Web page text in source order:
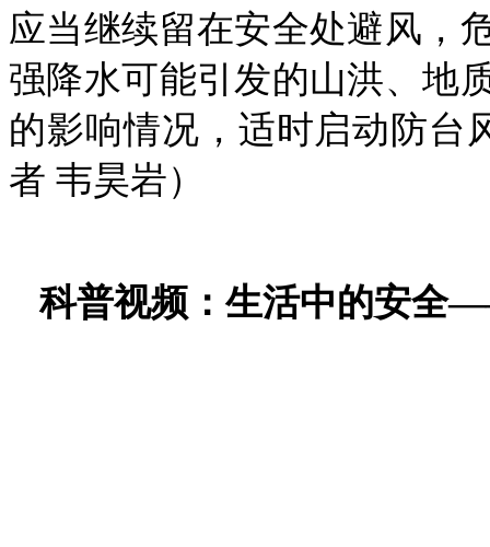
应当继续留在安全处避风，
强降水可能引发的山洪、地
的影响情况，适时启动防台
者 韦昊岩）
科普视频：生活中的安全